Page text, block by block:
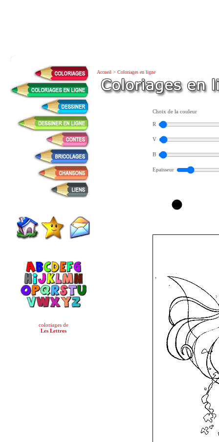
coloriages de
Les Lettres
Accueil > Coloriages en ligne
Choix de la couleur
R
V
B
Epaisseur